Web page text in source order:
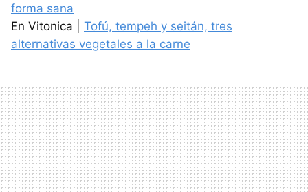
forma sana
En Vitonica | Tofú, tempeh y seitán, tres
alternativas vegetales a la carne